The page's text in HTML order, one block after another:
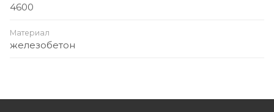
4600
Материал
железобетон